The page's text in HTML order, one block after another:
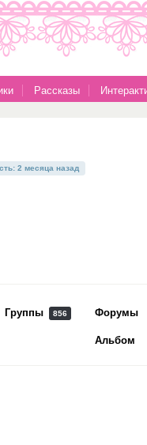
Рассказы
2 месяца назад
Группы 856 Форумы
Альбом